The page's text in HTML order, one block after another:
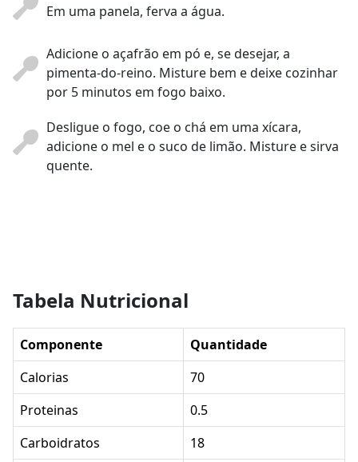
Em uma panela, ferva a água.
Adicione o açafrão em pó e, se desejar, a
pimenta-do-reino. Misture bem e deixe cozinhar
por 5 minutos em fogo baixo.
Desligue o fogo, coe o chá em uma xícara,
adicione o mel e o suco de limão. Misture e sirva
quente.
Tabela Nutricional
Componente
Quantidade
Calorias
70
Proteinas
0.5
Carboidratos
18